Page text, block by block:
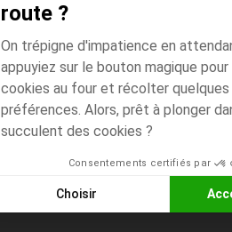
route ?
On trépigne d'impatience en
appuyiez sur le bouton magique
cookies au four et récolter
préférences. Alors, prêt à plonger
succulent des cookies ?
Consentements certifiés par
Choisir